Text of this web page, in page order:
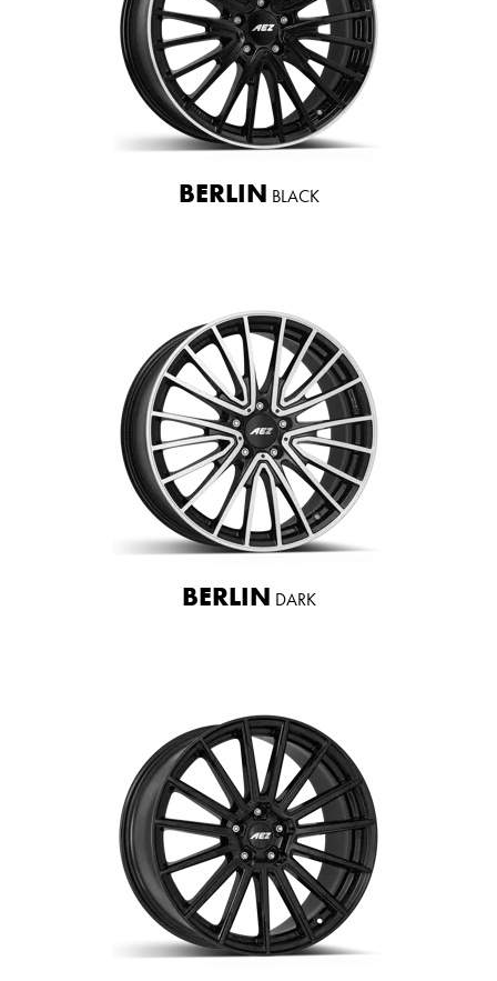
BERLIN BLACK
BERLIN DARK